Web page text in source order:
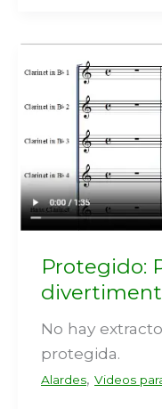
Protegido:
No hay
protegida.
Alardes, Videos